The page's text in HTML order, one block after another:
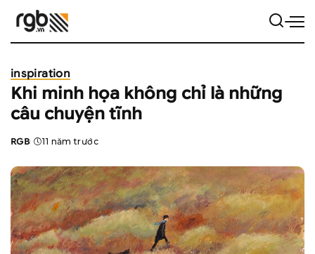
inspiration
Khi minh họa không chỉ là những
câu chuyện tĩnh
Posted
RGB 11 năm trước